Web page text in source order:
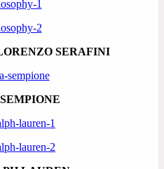
SERAFINI